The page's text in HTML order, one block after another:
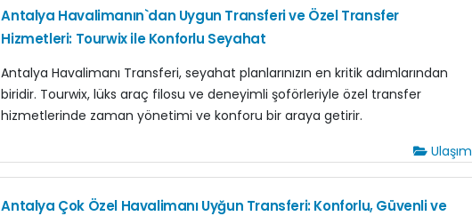
Antalya Havalimanın`dan Uygun Transferi ve Özel Transfer
Hizmetleri: Tourwix ile Konforlu Seyahat
Antalya Havalimanı Transferi, seyahat planlarınızın en kritik adımlarından
biridir. Tourwix, lüks araç filosu ve deneyimli şoförleriyle özel transfer
hizmetlerinde zaman yönetimi ve konforu bir araya getirir.
Ulaşım
Antalya Çok Özel Havalimanı Uyğun Transferi: Konforlu, Güvenli ve